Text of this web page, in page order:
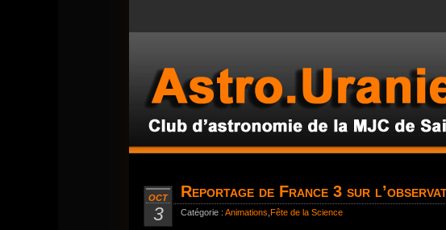
OCT
3
Reportage de France 3 sur
Catégorie : Animations Fête de la Science